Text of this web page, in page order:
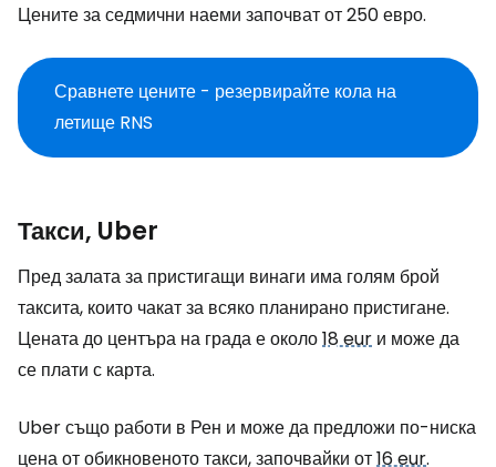
Цените за седмични наеми започват от 250 евро.
Сравнете цените - резервирайте кола на
летище RNS
Такси, Uber
Пред залата за пристигащи винаги има голям брой
таксита, които чакат за всяко планирано пристигане.
Цената до центъра на града е около18 eur и може да
се плати с карта.
Uber също работи в Рен и може да предложи по-ниска
цена от обикновеното такси, започвайки от16 eur.